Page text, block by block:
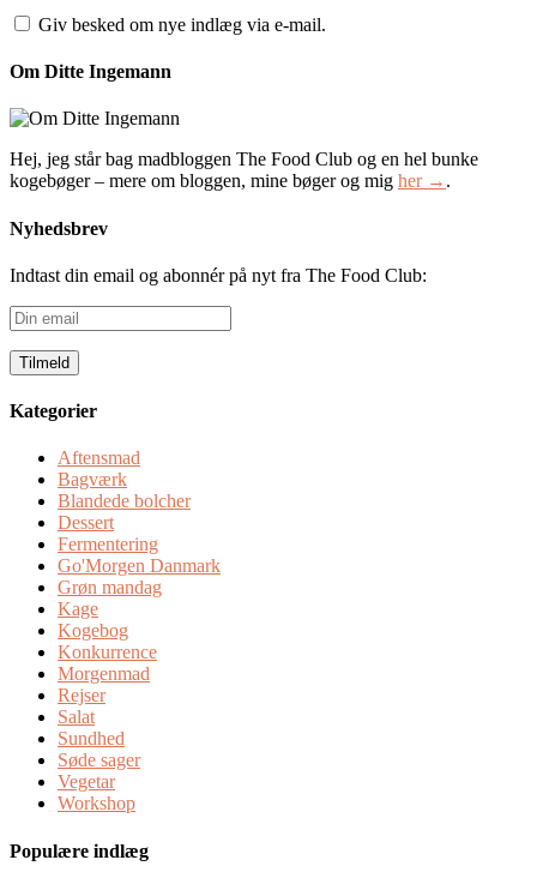
Giv besked om nye indlæg via e-mail.
Om Ditte Ingemann
Hej, jeg står bag madbloggen The Food Club og en hel bunke
kogebøger – mere om bloggen, mine bøger og mig her → .
Nyhedsbrev
Indtast din email og abonnér på nyt fra The Food Club:
Din
email
Kategorier
Aftensmad
Bagværk
Blandede bolcher
Dessert
Fermentering
Go'Morgen Danmark
Grøn mandag
Kage
Kogebog
Konkurrence
Morgenmad
Rejser
Salat
Sundhed
Søde sager
Vegetar
Workshop
Populære indlæg